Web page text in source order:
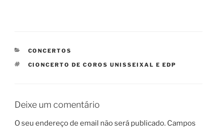
CATEGORIAS
CONCERTOS
ETIQUETAS
CIONCERTO DE COROS UNISSEIXAL E EDP
Deixe um comentário
O seu endereço de email não será publicado. Campos